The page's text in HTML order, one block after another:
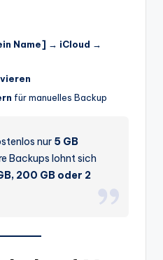
Name] → iCloud →
für manuelles Backup
nur 5 GB
Backups lohnt sich
200 GB oder 2